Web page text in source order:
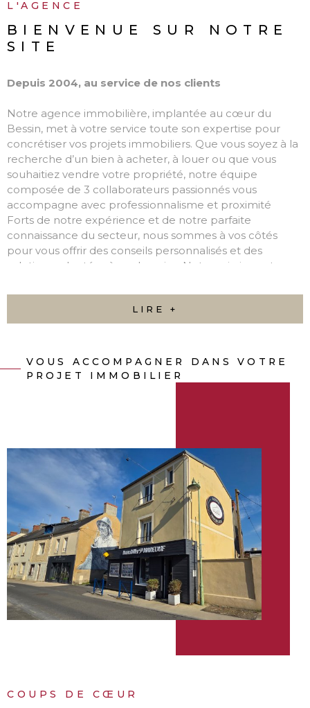
L'AGENCE
BIENVENUE SUR
NOTRE
SITE
Depuis 2004, au service de nos clients
Notre agence immobilière, implantée au cœur du
Bessin, met à votre service toute son expertise pour
concrétiser vos projets immobiliers. Que vous soyez à la
recherche d’un bien à acheter, à louer ou que vous
souhaitiez vendre votre propriété, notre équipe
composée de 3 collaborateurs passionnés vous
accompagne avec professionnalisme et proximité
Forts de notre expérience et de notre parfaite
connaissance du secteur, nous sommes à vos côtés
pour vous offrir des conseils personnalisés et des
solutions adaptées à vos besoins. Notre mission est
confiance.
Découvrez nos services et nos biens disponibles, et
envies.
LIRE +
VOUS ACCOMPAGNER DANS VOTRE
PROJET IMMOBILIER
COUPS DE CŒUR